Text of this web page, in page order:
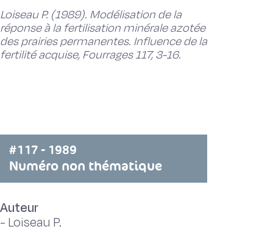
Loiseau P. (1989). Modélisation de la
réponse à la fertilisation minérale azotée
des prairies permanentes. Influence de la
fertilité acquise, Fourrages 117, 3-16.
#117 - 1989
Numéro non thématique
Auteur
- Loiseau P.